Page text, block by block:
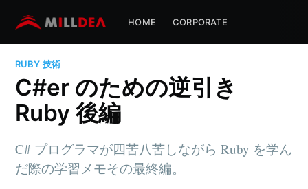
HOME CORPORATE
RUBY 技術
C#er のための逆引き
Ruby 後編
C# プログラマが四苦八苦しながら Ruby を学ん
だ際の学習メモその最終編。